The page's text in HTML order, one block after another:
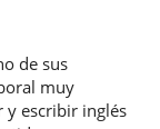
de sus
muy
y escribir inglés